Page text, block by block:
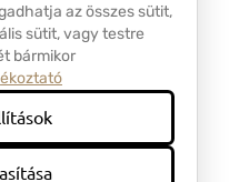
Szabályzat
az összes sütit,
sütit, vagy testre
bármikor